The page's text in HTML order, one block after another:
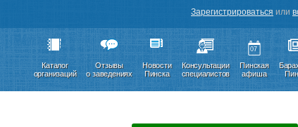
Зарегистрироваться или
Каталог
организаций
Отзывы
о заведениях
Новости
Пинска
Консультации
специалистов
07
Пинская
афиша